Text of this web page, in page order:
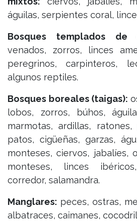
águilas, serpientes coral,
Bosques templados de
venados, zorros, linces
peregrinos, carpinteros,
algunos reptiles.
Bosques boreales (taigas):
lobos, zorros, búhos,
marmotas, ardillas,
patos, cigüeñas, garzas,
monteses, ciervos, jabalíes,
monteses, linces
corredor, salamandra.
Manglares: peces, ostras,
albatraces, caimanes,